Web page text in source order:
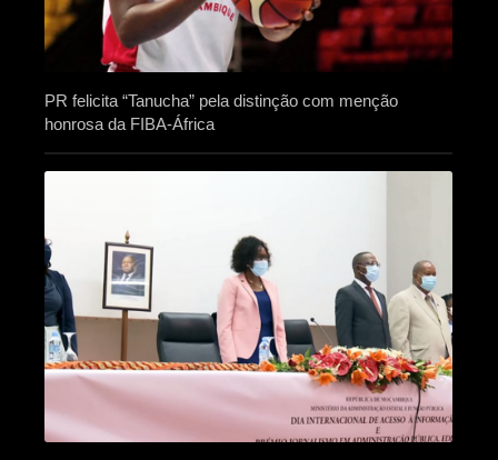
PR felicita “Tanucha” pela distinção com menção
honrosa da FIBA-África